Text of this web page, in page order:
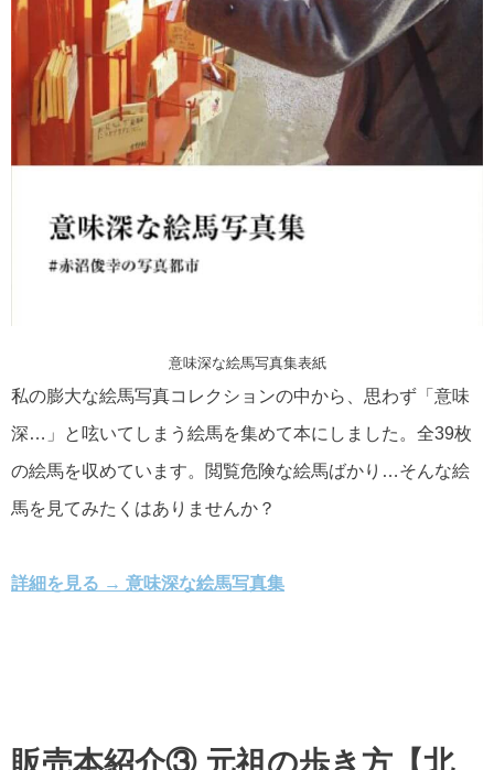
意味深な絵馬写真集表紙
私の膨大な絵馬写真コレクションの中から、思わず「意味
深…」と呟いてしまう絵馬を集めて本にしました。全39枚
の絵馬を収めています。閲覧危険な絵馬ばかり…そんな絵
馬を見てみたくはありませんか？
詳細を見る → 意味深な絵馬写真集
販売本紹介③ 元祖の歩き方【北